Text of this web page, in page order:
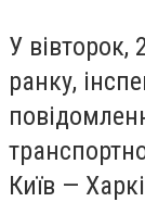
У вівторок,
ранку,
Київ —